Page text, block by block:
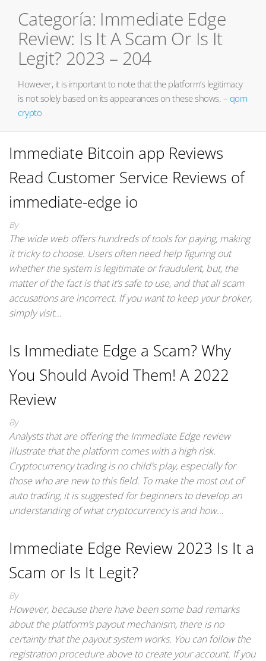
Categoría: Immediate Edge
Review: Is It A Scam Or Is It
Legit? 2023 – 204
However, it is important to note that the platform’s legitimacy
is not solely based on its appearances on these shows. – qom
crypto
Immediate Bitcoin app Reviews
Read Customer Service Reviews of
immediate-edge io
By
The wide web offers hundreds of tools for paying, making
it tricky to choose. Users often need help figuring out
whether the system is legitimate or fraudulent, but, the
matter of the fact is that it’s safe to use, and that all scam
accusations are incorrect. If you want to keep your broker,
simply visit…
Is Immediate Edge a Scam? Why
You Should Avoid Them! A 2022
Review
By
Analysts that are offering the Immediate Edge review
illustrate that the platform comes with a high risk.
Cryptocurrency trading is no child’s play, especially for
those who are new to this field. To make the most out of
auto trading, it is suggested for beginners to develop an
understanding of what cryptocurrency is and how…
Immediate Edge Review 2023 Is It a
Scam or Is It Legit?
By
However, because there have been some bad remarks
about the platform’s payout mechanism, there is no
certainty that the payout system works. You can follow the
registration procedure above to create your account. If you